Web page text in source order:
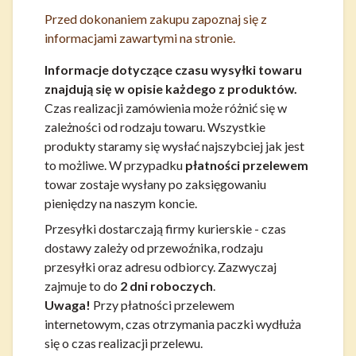
Przed dokonaniem zakupu zapoznaj się z
informacjami zawartymi na stronie.
Informacje dotyczące czasu wysyłki towaru
znajdują się w opisie każdego z produktów.
Czas realizacji zamówienia może różnić się w
zależności od rodzaju towaru. Wszystkie
produkty staramy się wysłać najszybciej jak jest
to możliwe. W przypadku płatności przelewem
towar zostaje wysłany po zaksięgowaniu
pieniędzy na naszym koncie.
Przesyłki dostarczają firmy kurierskie - czas
dostawy zależy od przewoźnika, rodzaju
przesyłki oraz adresu odbiorcy. Zazwyczaj
zajmuje to do 2 dni roboczych.
Uwaga! Przy płatności przelewem
internetowym, czas otrzymania paczki wydłuża
się o czas realizacji przelewu.